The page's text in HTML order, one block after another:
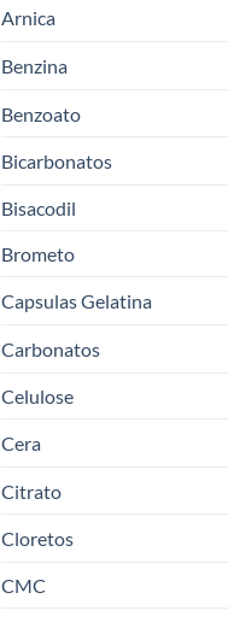
Arnica
Benzina
Benzoato
Bicarbonatos
Bisacodil
Brometo
Capsulas Gelatina
Carbonatos
Celulose
Cera
Citrato
Cloretos
CMC